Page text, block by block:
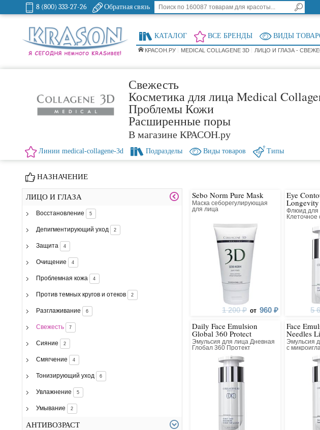
8 (800) 333-27-26 Обратная связь
КАТАЛОГ ВСЕ БРЕНДЫ ВИДЫ
КРАСОН.РУ MEDICAL COLLAGENE 3D ЛИЦО И ГЛАЗА -
Свежесть
Косметика для лица Medical
Проблемы Кожи
Расширенные поры
В магазине КРАСОН.ру
Линии medical-collagene-3d Подразделы Виды товаров Типы
НАЗНАЧЕНИЕ
ЛИЦО И ГЛАЗА
Восстановление 5
Депигментирующий уход 2
Защита 4
Очищение 4
Проблемная кожа 4
Против темных кругов и отеков 2
Разглаживание 6
Свежесть 7
Сияние 2
Смягчение 4
Тонизирующий уход 6
Увлажнение 5
Умывание 2
АНТИВОЗРАСТ
Sebo Norm Pure Mask
Маска себорегулирующая
для лица
1 200 ₽ от 960 ₽
Eye
Longevity
Флюид для
Клеточное
5
Daily Face Emulsion
Global 360 Protect
Эмульсия для лица Дневная
Глобал 360 Протект
Face
Needles
Эмульсия
с